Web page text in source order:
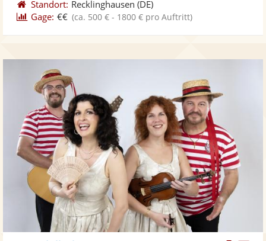
Standort: Recklinghausen (DE)
Gage: €€ (ca. 500 € - 1800 € pro Auftritt)